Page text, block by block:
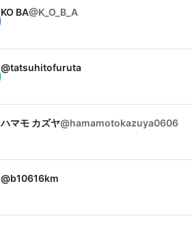
KO BA@K_O_B_A
@tatsuhitofuruta
ハマモ カズヤ@hamamotokazuya0606
@b10616km